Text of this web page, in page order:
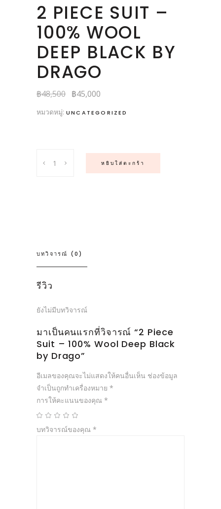
2 PIECE SUIT –
100% WOOL
DEEP BLACK BY
DRAGO
฿48,500 ฿45,000
หมวดหมู่: UNCATEGORIZED
หยิบใส่ตะกร้า
บทวิจารณ์ (0)
รีวิว
ยังไม่มีบทวิจารณ์
มาเป็นคนแรกที่วิจารณ์ “2 Piece
Suit – 100% Wool Deep Black
by Drago”
อีเมลของคุณจะไม่แสดงให้คนอื่นเห็น ช่องข้อมูล
จำเป็นถูกทำเครื่องหมาย *
การให้คะแนนของคุณ *
บทวิจารณ์ของคุณ *